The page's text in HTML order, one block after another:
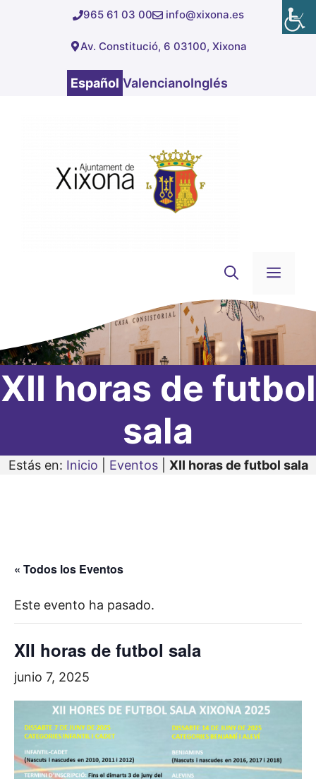
965 61 03 00 info@xixona.es
Av. Constitució, 6 03100, Xixona
Español ValencianoInglés
XII horas de futbol
sala
Estás en: Inicio Eventos| XII horas de futbol sala
« Todos los Eventos
Este evento ha pasado.
XII horas de futbol sala
junio 7, 2025